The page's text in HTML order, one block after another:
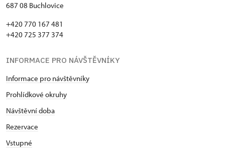
687 08 Buchlovice
+420 770 167 481
+420 725 377 374
INFORMACE PRO NÁVŠTĚVNÍKY
Informace pro návštěvníky
Prohlídkové okruhy
Návštěvní doba
Rezervace
Vstupné